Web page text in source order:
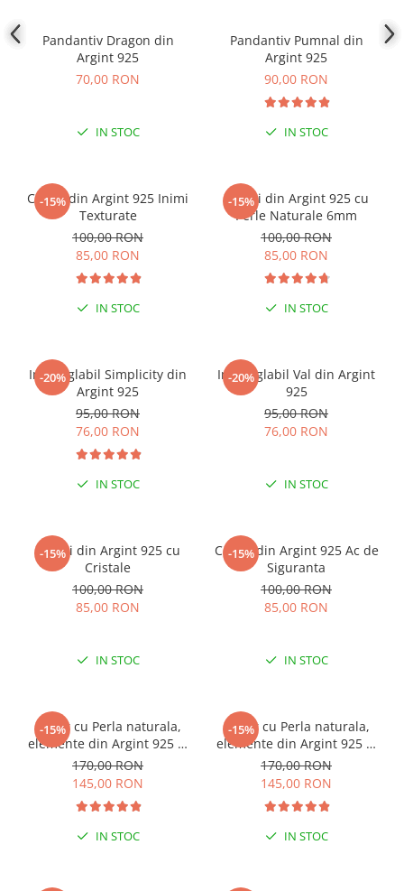
Coliere cu mărgele colorate și
Coliere cu pietre semiprețioase
Pandantiv Dragon din
Argint 925
70,00 RON
IN STOC
Pandantiv Pumnal din
Argint 925
90,00 RON
IN STOC
-15%
Cercei din Argint 925 Inimi
Texturate
100,00 RON
85,00 RON
IN STOC
-15%
Cercei din Argint 925 cu
Perle Naturale 6mm
100,00 RON
85,00 RON
IN STOC
-20%
Inel reglabil Simplicity din
Argint 925
95,00 RON
76,00 RON
IN STOC
-20%
Inel reglabil Val din Argint
925
95,00 RON
76,00 RON
IN STOC
-15%
Cercei din Argint 925 cu
Cristale
100,00 RON
85,00 RON
IN STOC
-15%
Cercei din Argint 925 Ac de
Siguranta
100,00 RON
85,00 RON
IN STOC
-15%
Colier cu Perla naturala,
elemente din Argint 925 si
margele Miyuki, multicolor
170,00 RON
145,00 RON
IN STOC
-15%
Colier cu Perla naturala,
elemente din Argint 925 si
margele Miyuki, verde/kiwi
170,00 RON
145,00 RON
IN STOC